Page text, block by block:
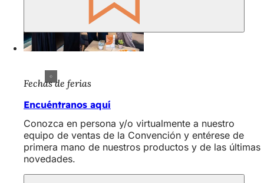
Fechas de ferias
Encuéntranos aquí
Conozca en persona y/o virtualmente a nuestro
equipo de ventas de la Convención y entérese de
primera mano de nuestros productos y de las últimas
novedades.